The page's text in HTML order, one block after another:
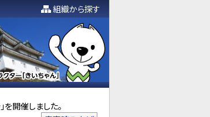
組織から探す
開催しました。